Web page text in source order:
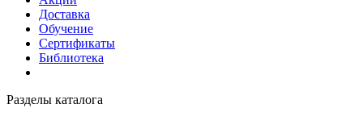
Доставка
Обучение
Сертификаты
Библиотека
Разделы каталога